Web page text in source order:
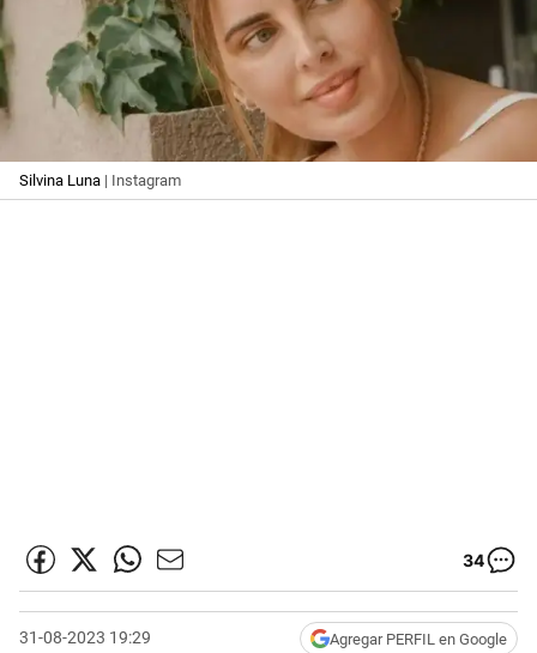
Silvina Luna | Instagram
34
31-08-2023 19:29 Agregar PERFIL en Google